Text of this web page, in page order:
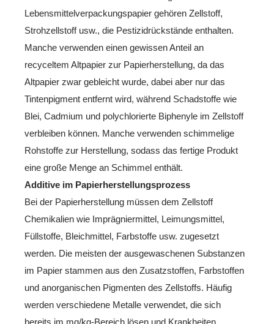
Lebensmittelverpackungspapier gehören Zellstoff,
Strohzellstoff usw., die Pestizidrückstände enthalten.
Manche verwenden einen gewissen Anteil an
recyceltem Altpapier zur Papierherstellung, da das
Altpapier zwar gebleicht wurde, dabei aber nur das
Tintenpigment entfernt wird, während Schadstoffe wie
Blei, Cadmium und polychlorierte Biphenyle im Zellstoff
verbleiben können. Manche verwenden schimmelige
Rohstoffe zur Herstellung, sodass das fertige Produkt
eine große Menge an Schimmel enthält.
Additive im Papierherstellungsprozess
Bei der Papierherstellung müssen dem Zellstoff
Chemikalien wie Imprägniermittel, Leimungsmittel,
Füllstoffe, Bleichmittel, Farbstoffe usw. zugesetzt
werden. Die meisten der ausgewaschenen Substanzen
im Papier stammen aus den Zusatzstoffen, Farbstoffen
und anorganischen Pigmenten des Zellstoffs. Häufig
werden verschiedene Metalle verwendet, die sich
bereits im mg/kg-Bereich lösen und Krankheiten